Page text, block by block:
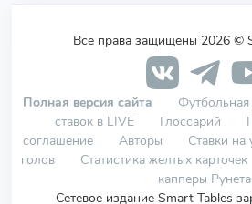
Все права защищены 2026 ©
Полная версия сайта Футбольная
ставок в LIVE
Глоссарий
соглашение
Авторы Ставки на
голов
Статистика желтых карточек
капперы Рунета
Сетевое издание Smart Tables